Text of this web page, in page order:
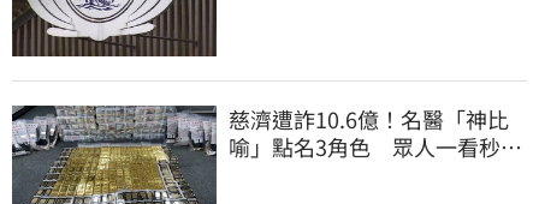
慈濟遭詐10.6億！名醫「神比
喻」點名3角色 眾人一看秒懂